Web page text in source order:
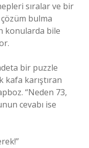
sıralar ve bir
bulma
konularda bile
bir puzzle
kafa karıştıran
“Neden 73,
cevabı ise